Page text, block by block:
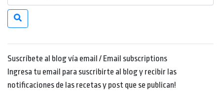
Suscríbete al blog vía email / Email subscriptions
Ingresa tu email para suscribirte al blog y recibir las
notificaciones de las recetas y post que se publican!